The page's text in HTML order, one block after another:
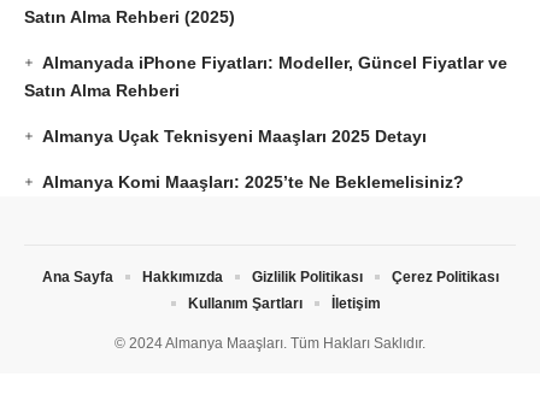
Satın Alma Rehberi (2025)
Almanyada iPhone Fiyatları: Modeller, Güncel Fiyatlar ve
Satın Alma Rehberi
Almanya Uçak Teknisyeni Maaşları 2025 Detayı
Almanya Komi Maaşları: 2025’te Ne Beklemelisiniz?
© 2024 Almanya Maaşları. Tüm Hakları Saklıdır.
Ana Sayfa Hakkımızda Gizlilik Politikası
Çerez Politikası
Kullanım Şartları
İletişim